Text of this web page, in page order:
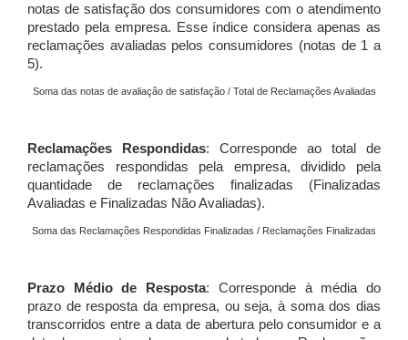
notas de satisfação dos consumidores com o atendimento
prestado pela empresa. Esse índice considera apenas as
reclamações avaliadas pelos consumidores (notas de 1 a
5).
Soma das notas de avaliação de satisfação / Total de Reclamações Avaliadas
Reclamações Respondidas: Corresponde ao total de
reclamações respondidas pela empresa, dividido pela
quantidade de reclamações finalizadas (Finalizadas
Avaliadas e Finalizadas Não Avaliadas).
Soma das Reclamações Respondidas Finalizadas / Reclamações Finalizadas
Prazo Médio de Resposta: Corresponde à média do
prazo de resposta da empresa, ou seja, à soma dos dias
transcorridos entre a data de abertura pelo consumidor e a